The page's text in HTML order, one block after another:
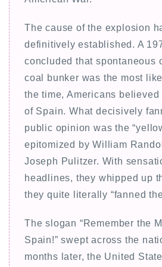
The cause of the explosion
definitively established. A
concluded that spontaneous
coal bunker was the most
the time, Americans
of Spain. What decisively
public opinion was the
epitomized by William
Joseph Pulitzer. With
headlines, they whipped up
they quite literally “fanned
The slogan “Remember the
Spain!” swept across the
months later, the United